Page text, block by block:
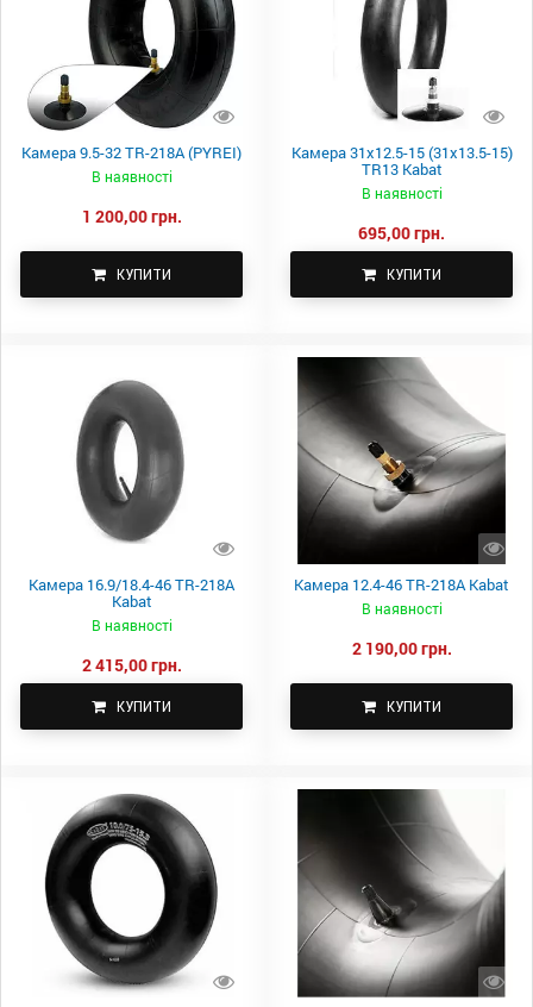
Камера 9.5-32 TR-218A (PYREI)
В наявності
1 200,00 грн.
КУПИТИ
Камера 31x12.5-15 (31x13.5-15)
TR13 Kabat
В наявності
695,00 грн.
КУПИТИ
Камера 16.9/18.4-46 TR-218A
Kabat
В наявності
2 415,00 грн.
КУПИТИ
Камера 12.4-46 TR-218A Kabat
В наявності
2 190,00 грн.
КУПИТИ